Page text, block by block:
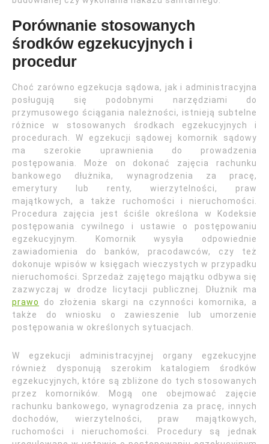
Porównanie stosowanych
środków egzekucyjnych i
procedur
Choć zarówno egzekucja sądowa, jak i administracyjna
posługują się podobnymi narzędziami do
przymusowego ściągania należności, istnieją subtelne
różnice w stosowanych środkach egzekucyjnych i
procedurach. W egzekucji sądowej komornik sądowy
ma szerokie uprawnienia do prowadzenia
postępowania. Może on dokonać zajęcia rachunku
bankowego dłużnika, wynagrodzenia za pracę,
emerytury lub renty, wierzytelności, praw
majątkowych, a także ruchomości i nieruchomości.
Procedura zajęcia jest ściśle określona w Kodeksie
postępowania cywilnego i ustawie o postępowaniu
egzekucyjnym. Komornik wysyła odpowiednie
zawiadomienia do banków, pracodawców, czy też
dokonuje wpisów w księgach wieczystych w przypadku
nieruchomości. Sprzedaż zajętego majątku odbywa się
zazwyczaj w drodze licytacji publicznej. Dłużnik ma
prawo
do złożenia skargi na czynności komornika, a
także do wniosku o zawieszenie lub umorzenie
postępowania w określonych sytuacjach.
W egzekucji administracyjnej organy egzekucyjne
również dysponują szerokim katalogiem środków
egzekucyjnych, które są zbliżone do tych stosowanych
przez komorników. Mogą one obejmować zajęcie
rachunku bankowego, wynagrodzenia za pracę, innych
dochodów, wierzytelności, praw majątkowych,
ruchomości i nieruchomości. Procedury są jednak